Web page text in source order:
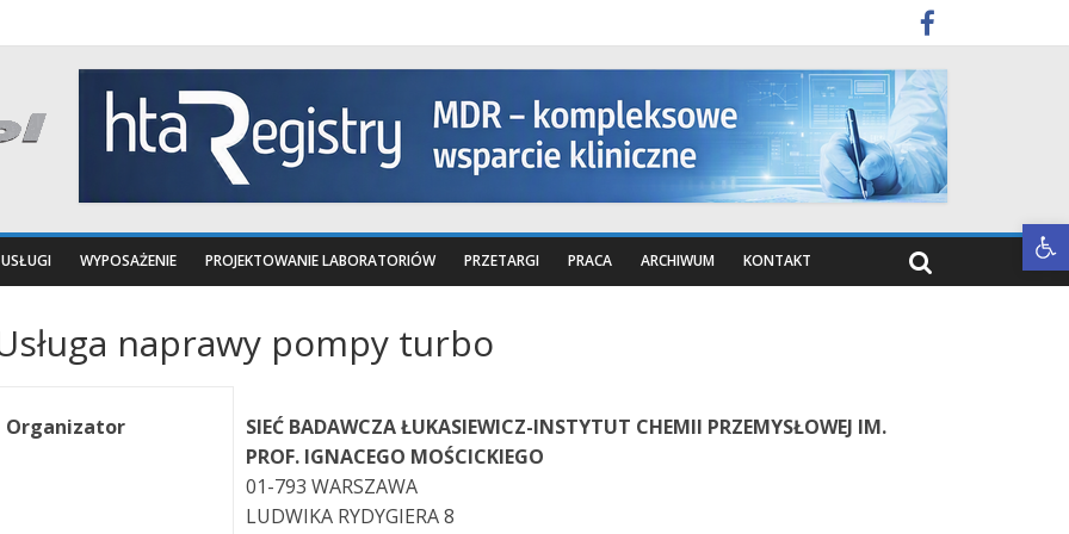
Otwórz pasek narzędzi
USŁUGI WYPOSAŻENIE PROJEKTOWANIE LABORATORIÓW PRZETARGI PRACA ARCHIWUM KONTAKT
naprawy pompy turbo
Organizator
SIEĆ BADAWCZA ŁUKASIEWICZ-INSTYTUT CHEMII PRZEMYSŁOWEJ IM.
PROF. IGNACEGO MOŚCICKIEGO
01-793 WARSZAWA
LUDWIKA RYDYGIERA 8